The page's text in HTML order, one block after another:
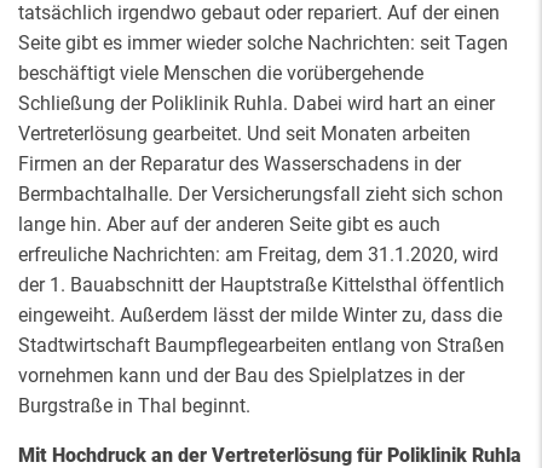
tatsächlich irgendwo gebaut oder repariert. Auf der einen
Seite gibt es immer wieder solche Nachrichten: seit Tagen
beschäftigt viele Menschen die vorübergehende
Schließung der Poliklinik Ruhla. Dabei wird hart an einer
Vertreterlösung gearbeitet. Und seit Monaten arbeiten
Firmen an der Reparatur des Wasserschadens in der
Bermbachtalhalle. Der Versicherungsfall zieht sich schon
lange hin. Aber auf der anderen Seite gibt es auch
erfreuliche Nachrichten: am Freitag, dem 31.1.2020, wird
der 1. Bauabschnitt der Hauptstraße Kittelsthal öffentlich
eingeweiht. Außerdem lässt der milde Winter zu, dass die
Stadtwirtschaft Baumpflegearbeiten entlang von Straßen
vornehmen kann und der Bau des Spielplatzes in der
Burgstraße in Thal beginnt.
Mit Hochdruck an der Vertreterlösung für Poliklinik Ruhla